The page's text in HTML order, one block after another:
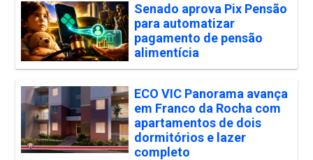
Senado aprova Pix Pensão
para automatizar
pagamento de pensão
alimentícia
ECO VIC Panorama avança
em Franco da Rocha com
apartamentos de dois
dormitórios e lazer
completo